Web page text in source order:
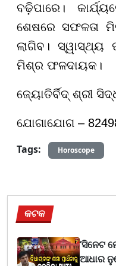
ବଢ଼ିପାରେ।
ଶେଷରେ ସଫଳତା
ଲାଗିବ।
ମିଶ୍ର ଫଳଦାୟକ।
ଜ୍ୟୋତିର୍ବିଦ୍ ଶ୍ରୀ
ଯୋଗାଯୋଗ –
Tags:
Horoscope
କଟକ
‘ସିନେଟ
ଆଧାର